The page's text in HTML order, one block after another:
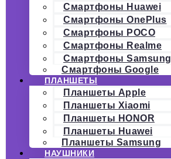
Смартфоны Huawei
Смартфоны OnePlus
Смартфоны POCO
Смартфоны Realme
Смартфоны Samsung
Смартфоны Google
ПЛАНШЕТЫ
Планшеты Apple
Планшеты Xiaomi
Планшеты HONOR
Планшеты Huawei
Планшеты Samsung
НАУШНИКИ